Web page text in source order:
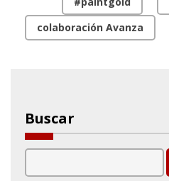
colaboración Avanza
Buscar